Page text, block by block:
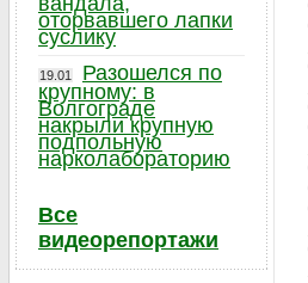
оторвавшего лапки
суслику
19.01
Разошелся по
крупному: в
Волгограде
накрыли крупную
подпольную
нарколабораторию
Все
видеорепортажи